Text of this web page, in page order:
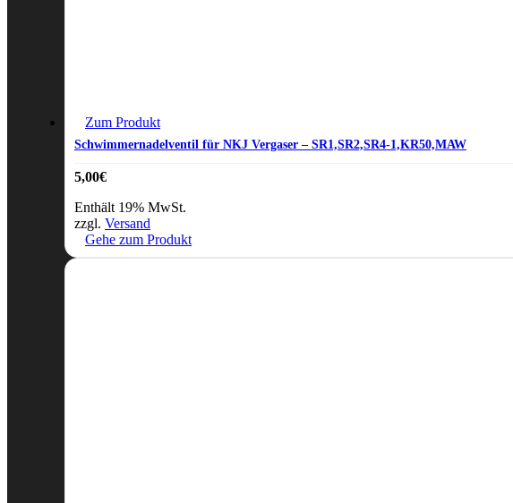
Zum Produkt
Schwimmernadelventil für NKJ Vergaser – SR1,SR2,SR4-1,KR50,MAW
5,00€
Enthält 19% MwSt.
zzgl. Versand
Gehe zum Produkt